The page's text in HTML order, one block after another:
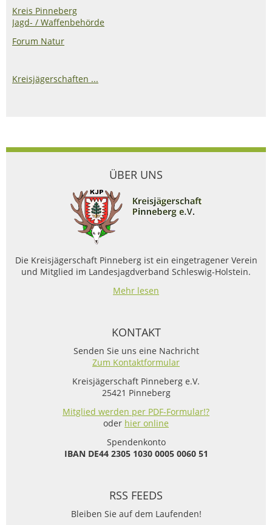
Kreis Pinneberg
Jagd- / Waffenbehörde
Forum Natur
Kreisjägerschaften ...
ÜBER UNS
Die Kreisjägerschaft Pinneberg ist ein eingetragener Verein
und Mitglied im Landesjagdverband Schleswig-Holstein.
Mehr lesen
KONTAKT
Senden Sie uns eine Nachricht
Zum Kontaktformular
Kreisjägerschaft Pinneberg e.V.
25421 Pinneberg
Mitglied werden per PDF-Formular!?
oder hier online
Spendenkonto
IBAN DE44 2305 1030 0005 0060 51
RSS FEEDS
Bleiben Sie auf dem Laufenden!